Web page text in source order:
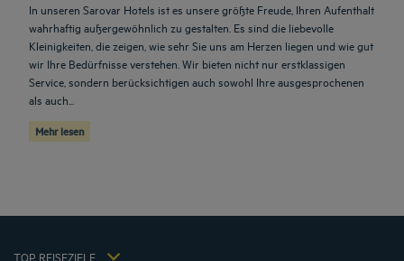
In unseren Sarovar Hotels ist es unsere größte Freude, Ihren Aufenthalt
wahrhaftig außergewöhnlich zu gestalten. Es sind die liebevolle
Kleinigkeiten, die zeigen, wie sehr Sie uns am Herzen liegen und wie gut
wir Ihre Bedürfnisse verstehen. Wir bieten nicht nur erstklassigen
Service, sondern berücksichtigen auch sowohl Ihre ausgesprochenen
als auch...
Mehr lesen
TOP REISEZIELE
Berlin Hotels
Kuta Hotels
Impressum